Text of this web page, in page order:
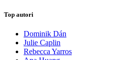
Top autori
Dominik Dán
Julie Caplin
Rebecca Yarros